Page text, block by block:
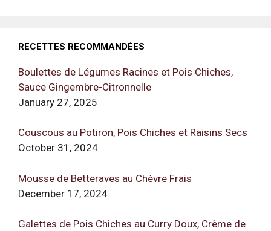
RECETTES RECOMMANDÉES
Boulettes de Légumes Racines et Pois Chiches,
Sauce Gingembre-Citronnelle
January 27, 2025
Couscous au Potiron, Pois Chiches et Raisins Secs
October 31, 2024
Mousse de Betteraves au Chèvre Frais
December 17, 2024
Galettes de Pois Chiches au Curry Doux, Crème de